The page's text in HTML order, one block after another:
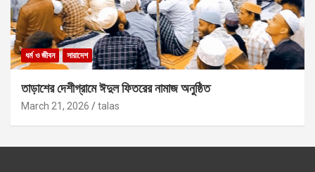
ধর্ম ও জীবন সারাদেশ
তাড়াশের দেশীগ্রামে ঈদুল ফিতরের নামাজ অনুষ্ঠিত
March 21, 2026 talas